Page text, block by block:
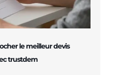
le meilleur devis
trustdem